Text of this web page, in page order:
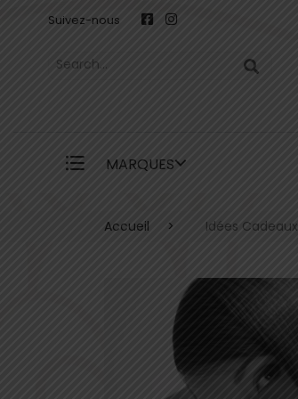
Suivez-nous
MARQUES
Accueil Idées Cadeaux